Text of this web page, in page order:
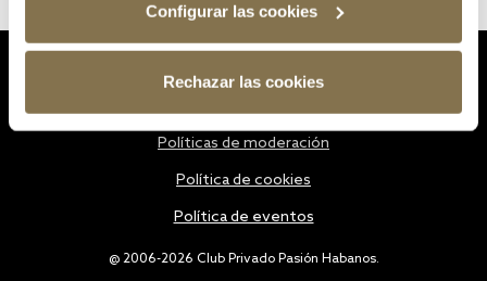
Configurar las cookies
Rechazar las cookies
@ 2006-2026 Club Privado Pasión Habanos.
Políticas de moderación
Política de cookies
Política de eventos